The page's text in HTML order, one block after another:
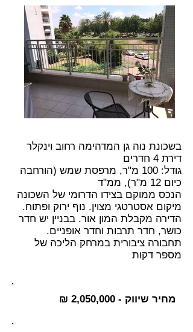
בשכונת נוה גן המדהימה רחוב וינקלר
דירת 4 חדרים
גודל: 100 מ"ר, מרפסת שמש (הורחבה
כיום 12 מ"ר), ממ"ד
הנכס ממוקם בצידו הדרומי של השכונה
מיקום אסטרטגי מצוין. נוף ירוק ופתוח.
הדירה מקבלת המון אור. בבניין יש חדר
כושר, חדר תרבות וחדר אופניים.
תחבורה ציבורית במרחק הליכה של
מספר דקות
מחיר שיווק - 2,050,000 ₪